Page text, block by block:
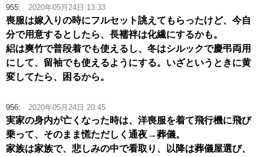
955: 2020年05月24日 13:33
喪服は嫁入りの時にフルセット誂えてもらったけど、今自
分で用意するとしたら、長襦袢は化繊にするかも。
絽は爽竹で普段着でも使えるし、冬はシルックで慶弔両用
にして、留袖でも使えるようにする。いざというときに黄
変してたら、困るから。
956: 2020年05月24日 20:45
実家の身内が亡くなった時は、洋喪服を着て飛行機に飛び
乗って、そのまま慌ただしく通夜→葬儀。
家族は家族で、悲しみの中で看取り、以降は葬儀屋選び、